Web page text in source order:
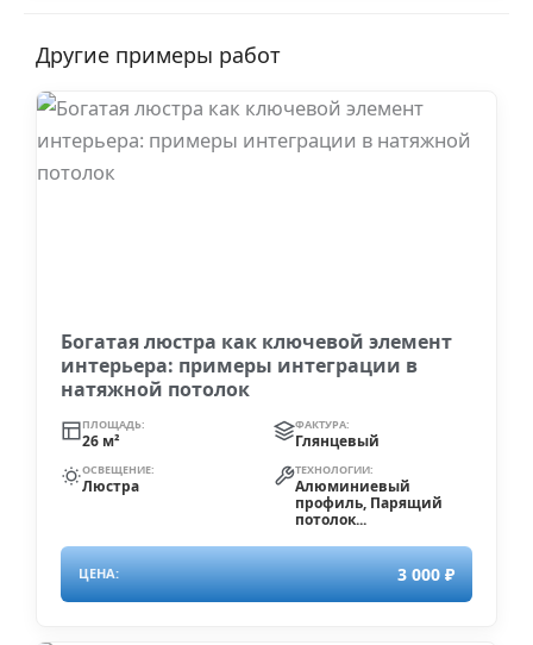
Другие примеры работ
Богатая люстра как ключевой элемент
интерьера: примеры интеграции в
натяжной потолок
ПЛОЩАДЬ:
26 м²
ФАКТУРА:
Глянцевый
ОСВЕЩЕНИЕ:
Люстра
ТЕХНОЛОГИИ:
Алюминиевый
профиль, Парящий
потолок...
ЦЕНА: 3 000 ₽